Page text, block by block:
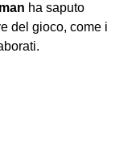
ha saputo
del gioco, come i